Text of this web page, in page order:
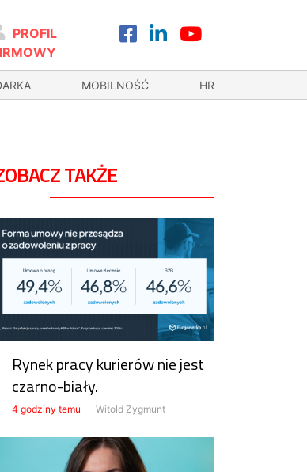
PROFIL
MOBILNOŚĆ HR
TAKŻE
Rynek pracy kurierów nie jest
czarno-biały.
4 godziny temu Witold Zygmunt